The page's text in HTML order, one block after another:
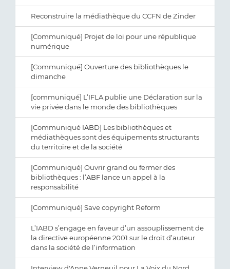
Reconstruire la médiathèque du CCFN de Zinder
[Communiqué] Projet de loi pour une république
numérique
[Communiqué] Ouverture des bibliothèques le
dimanche
[communiqué] L’IFLA publie une Déclaration sur la
vie privée dans le monde des bibliothèques
[Communiqué IABD] Les bibliothèques et
médiathèques sont des équipements structurants
du territoire et de la société
[Communiqué] Ouvrir grand ou fermer des
bibliothèques : l’ABF lance un appel à la
responsabilité
[Communiqué] Save copyright Reform
L’IABD s’engage en faveur d’un assouplissement de
la directive européenne 2001 sur le droit d’auteur
dans la société de l’information